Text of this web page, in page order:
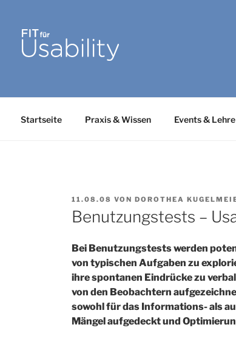
Startseite Praxis & Wissen Events & Lehre
VERÖFFENTLICHT
AM
11.08.08 VON DOROTHEA
Benutzungstests –
Bei Benutzungstests werden
von typischen Aufgaben zu
ihre spontanen Eindrücke zu
von den Beobachtern
sowohl für das Informations- als
Mängel aufgedeckt und